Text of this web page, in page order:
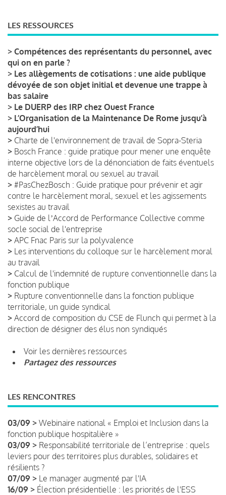
LES RESSOURCES
> Compétences des représentants du personnel, avec
qui on en parle ?
> Les allègements de cotisations : une aide publique
dévoyée de son objet initial et devenue une trappe à
bas salaire
> Le DUERP des IRP chez Ouest France
> L’Organisation de la Maintenance De Rome jusqu’à
aujourd’hui
> Charte de l'environnement de travail de Sopra-Steria
> Bosch France : guide pratique pour mener une enquête
interne objective lors de la dénonciation de faits éventuels
de harcèlement moral ou sexuel au travail
> #PasChezBosch : Guide pratique pour prévenir et agir
contre le harcèlement moral, sexuel et les agissements
sexistes au travail
> Guide de lʼAccord de Performance Collective comme
socle social de l'entreprise
> APC Fnac Paris sur la polyvalence
> Les interventions du colloque sur le harcèlement moral
au travail
> Calcul de l'indemnité de rupture conventionnelle dans la
fonction publique
> Rupture conventionnelle dans la fonction publique
territoriale, un guide syndical
> Accord de composition du CSE de Flunch qui permet à la
direction de désigner des élus non syndiqués
Voir les dernières ressources
Partagez des ressources
LES RENCONTRES
03/09 > Webinaire national « Emploi et Inclusion dans la
fonction publique hospitalière »
03/09 > Responsabilité territoriale de l’entreprise : quels
leviers pour des territoires plus durables, solidaires et
résilients ?
07/09 > Le manager augmenté par l'IA
16/09 > Élection présidentielle : les priorités de l'ESS